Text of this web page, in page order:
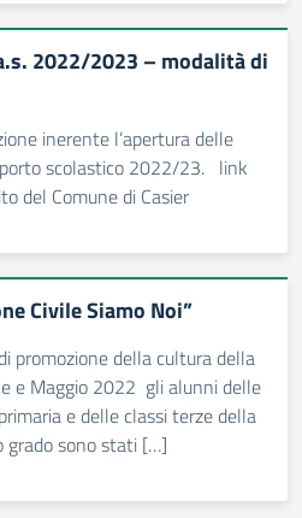
2022/2023 – modalità di
inerente l’apertura delle
scolastico 2022/23. link
del Comune di Casier
Civile Siamo Noi”
promozione della cultura della
e Maggio 2022 gli alunni delle
e delle classi terze della
grado sono stati […]